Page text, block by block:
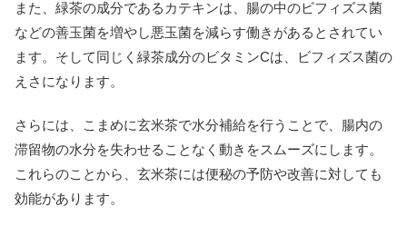
また、緑茶の成分であるカテキンは、腸の中のビフィズス菌
などの善玉菌を増やし悪玉菌を減らす働きがあるとされてい
ます。そして同じく緑茶成分のビタミンCは、ビフィズス菌の
えさになります。
さらには、こまめに玄米茶で水分補給を行うことで、腸内の
滞留物の水分を失わせることなく動きをスムーズにします。
これらのことから、玄米茶には便秘の予防や改善に対しても
効能があります。